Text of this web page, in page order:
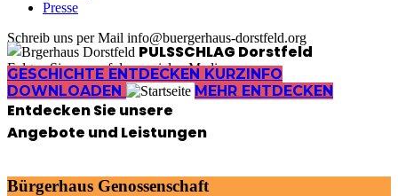
Presse
Schreib uns per Mail info@buergerhaus-dorstfeld.org
Folgen Sie uns auf den sozialen Medien
PULSSCHLAG Dorstfeld
GESCHICHTE ENTDECKEN KURZINFO
DOWNLOADEN
MEHR ENTDECKEN
Entdecken Sie unsere
Angebote und Leistungen
Bürgerhaus Genossenschaft